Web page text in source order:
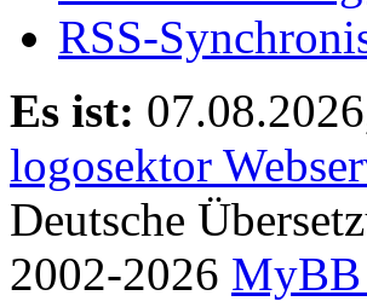
RSS-
Es ist:
logosektor
Deutsche
2002-2026 MyBB